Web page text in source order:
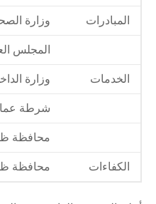
المبادرات وزارة
المجلس
الخدمات وزارة
شرطة
محافظة
الكفاءات محافظة